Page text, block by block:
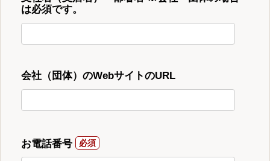
は必須です。
会社（団体）のWebサイトのURL
お電話番号